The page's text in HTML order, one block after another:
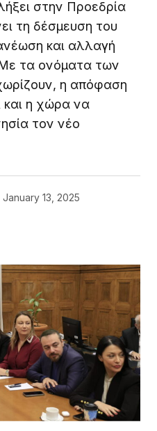
στην Προεδρία
τη δέσμευση του
και αλλαγή
Με τα ονόματα των
η απόφαση
και η χώρα να
τον νέο
January 13, 2025